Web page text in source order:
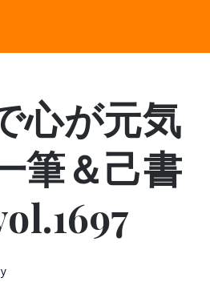
心が元気
筆＆己書